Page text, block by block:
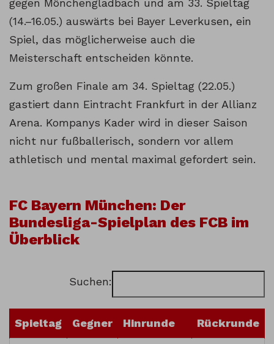
gegen Mönchengladbach und am 33. Spieltag
(14.–16.05.) auswärts bei Bayer Leverkusen, ein
Spiel, das möglicherweise auch die
Meisterschaft entscheiden könnte.
Zum großen Finale am 34. Spieltag (22.05.)
gastiert dann Eintracht Frankfurt in der Allianz
Arena. Kompanys Kader wird in dieser Saison
nicht nur fußballerisch, sondern vor allem
athletisch und mental maximal gefordert sein.
FC Bayern München: Der
Bundesliga-Spielplan des FCB im
Überblick
Suchen:
Spieltag Gegner Hinrunde
Rückrunde